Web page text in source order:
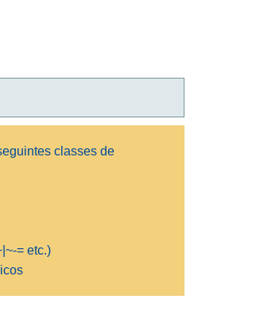
classes de
= etc.)